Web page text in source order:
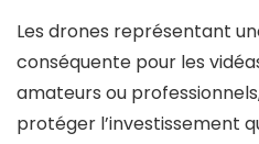
Les drones représentant
conséquente pour les
amateurs ou
protéger l’investissement